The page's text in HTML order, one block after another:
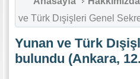
ve Türk Dışişleri Genel
Yunan ve Türk
bulundu (Ankara,